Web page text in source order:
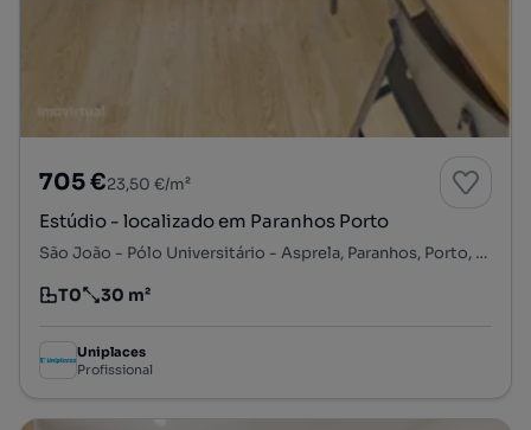
705 €23,50 €/m²
Estúdio - localizado em Paranhos Porto
São João - Pólo Universitário - Asprela, Paranhos, Porto, Porto
Tipologia
T0
Preço por metro quadrado
30 m²
Uniplaces
Profissional